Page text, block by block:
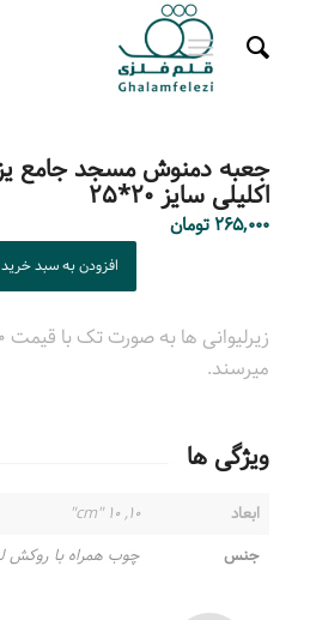
جعبه دمنوش مسجد جامع
اکلیلی سایز ۲۰*۲۵
۲۶۵,۰۰۰ تومان
افزودن به سبد خرید
میرسند.
ویژگی ها
ابعاد
۱۰, ۱۰ "cm"
جنس
چوب همراه با روکش